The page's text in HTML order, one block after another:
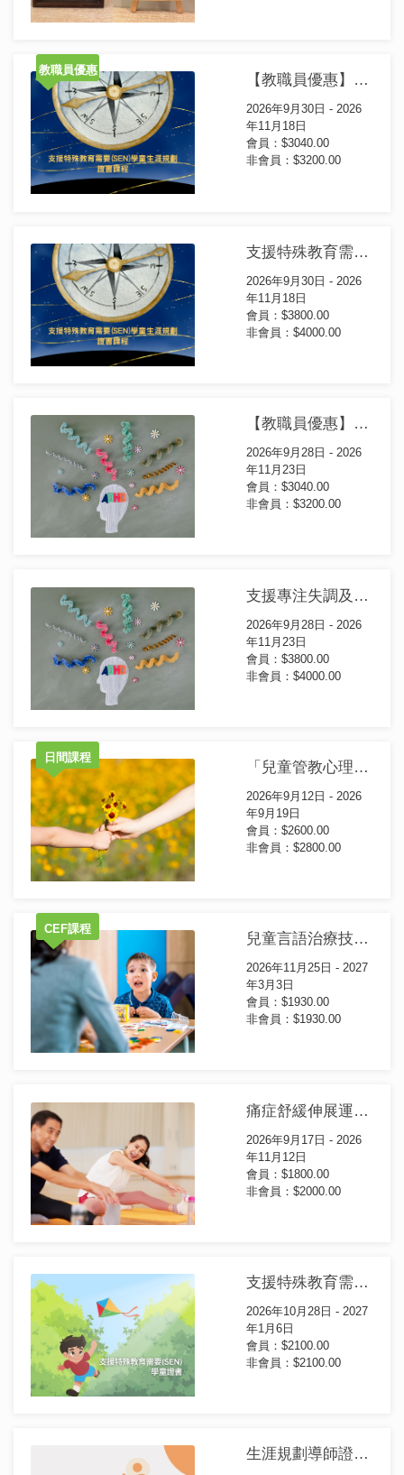
教職員優惠
【教職員優惠】支援特殊教育需要SEN學童生涯規劃證書課程 (第10屆)
2026年9月30日 - 2026
年11月18日
會員：$3040.00
非會員：$3200.00
支援特殊教育需要SEN學童生涯規劃證書課程 (第10屆)
2026年9月30日 - 2026
年11月18日
會員：$3800.00
非會員：$4000.00
【教職員優惠】支援專注失調及過度活躍症(ADHD)證書課程(第5屆)
2026年9月28日 - 2026
年11月23日
會員：$3040.00
非會員：$3200.00
支援專注失調及過度活躍症(ADHD)證書課程(第5屆)
2026年9月28日 - 2026
年11月23日
會員：$3800.00
非會員：$4000.00
日間課程
「兒童管教心理學」證書課程(第4屆) (日間課程)
2026年9月12日 - 2026
年9月19日
會員：$2600.00
非會員：$2800.00
CEF課程
兒童言語治療技巧證書(第8屆)
2026年11月25日 - 2027
年3月3日
會員：$1930.00
非會員：$1930.00
痛症舒緩伸展運動工作坊 (第54屆)
2026年9月17日 - 2026
年11月12日
會員：$1800.00
非會員：$2000.00
支援特殊教育需要(SEN)學童證書(第16屆)
2026年10月28日 - 2027
年1月6日
會員：$2100.00
非會員：$2100.00
生涯規劃導師證書(第15屆)